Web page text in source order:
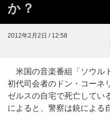
か？
2012年2月2日 / 12:58
米国の音楽番組「ソウル
初代司会者のドン・コーネ
ゼルスの自宅で死亡してい
によると、警察は銃による